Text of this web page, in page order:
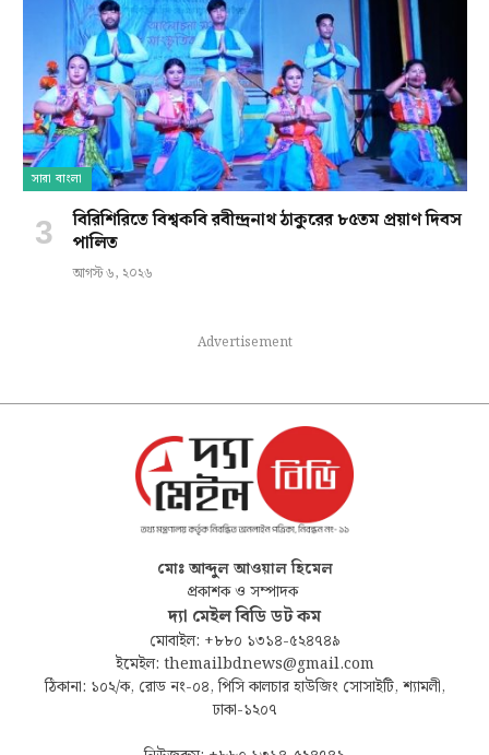
সারা বাংলা
বিরিশিরিতে বিশ্বকবি রবীন্দ্রনাথ ঠাকুরের ৮৫তম প্রয়াণ দিবস
পালিত
আগস্ট ৬, ২০২৬
Advertisement
মোঃ আব্দুল আওয়াল হিমেল
প্রকাশক ও সম্পাদক
দ্যা মেইল বিডি ডট কম
মোবাইল: +৮৮০ ১৩১৪-৫২৪৭৪৯
ইমেইল: themailbdnews@gmail.com
ঠিকানা: ১০২/ক, রোড নং-০৪, পিসি কালচার হাউজিং সোসাইটি, শ্যামলী,
ঢাকা-১২০৭